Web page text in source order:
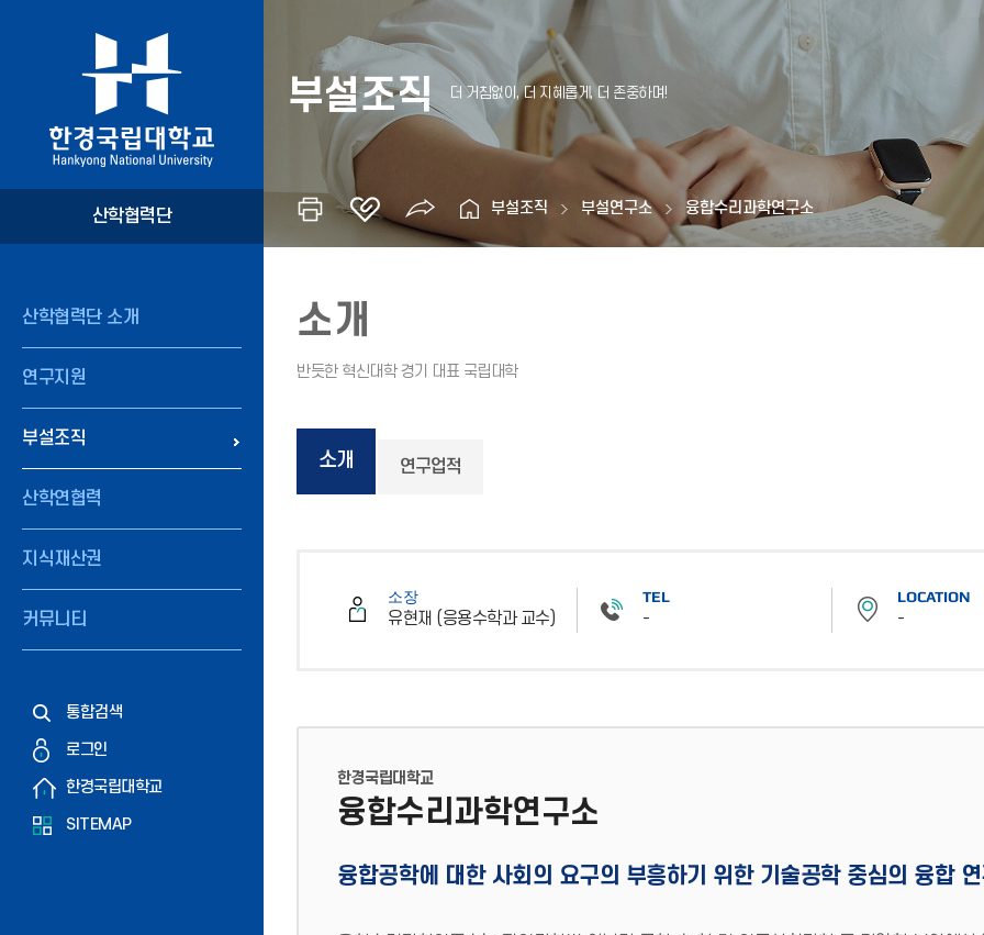
산학협력단
산학협력단 소개
연구지원
부설조직
산학연협력
지식재산권
커뮤니티
통합검색
로그인
한경국립대학교
SITEMAP
부설조직
부설조직 부설연구소 융합수리과학연구소
소개
소개 연구업적
소장
유현재 (응용수학과 교수)
TEL
-
LOCATION
-
한경국립대학교
융합수리과학연구소
융합공학에 대한 사회의 요구의 부흥하기 위한 기술공학 중심의 융합